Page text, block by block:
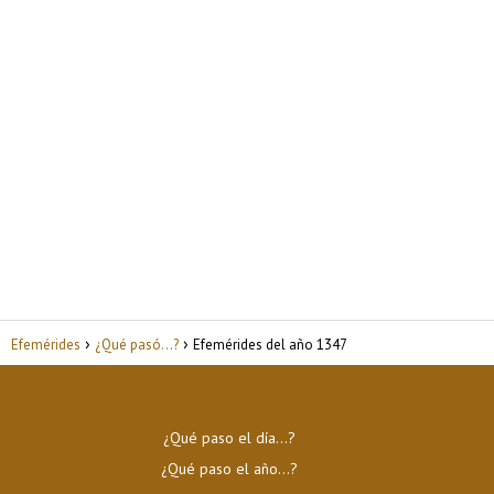
Efemérides ¿Qué pasó...? Efemérides del año 1347
¿Qué paso el día…?
¿Qué paso el año…?